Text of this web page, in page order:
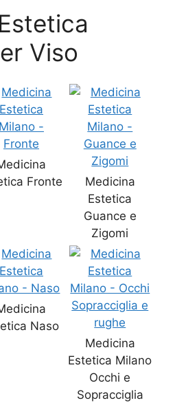
Viso
Fronte
Medicina
Estetica
Guance e
Zigomi
Naso
Medicina
Estetica Milano
Occhi e
Sopracciglia